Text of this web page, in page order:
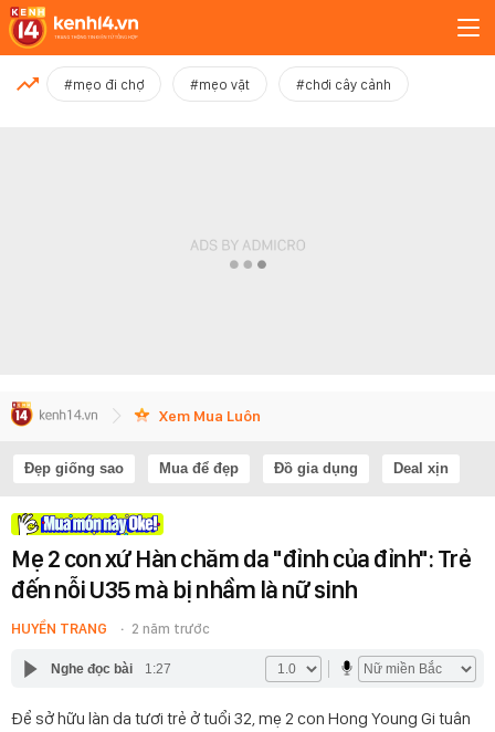
MỚI NHẤT
#mẹo đi chợ #mẹo vặt #chơi cây cảnh
Xem Mua Luôn
Đẹp giống sao Mua để đẹp Đồ gia dụng Deal xịn
Mẹ 2 con xứ Hàn chăm da "đỉnh của đỉnh": Trẻ
đến nỗi U35 mà bị nhầm là nữ sinh
HUYỀN TRANG 2 năm trước
Nghe đọc bài 1:27
Để sở hữu làn da tươi trẻ ở tuổi 32, mẹ 2 con Hong Young Gi tuân